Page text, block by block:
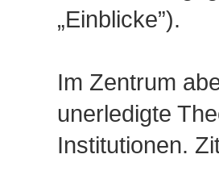
„Einblicke”).
Im Zentrum
unerledigte
Institutionen.